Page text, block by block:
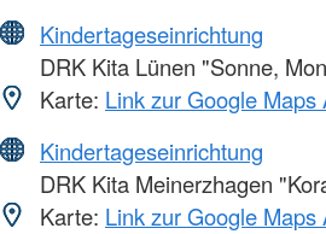
Kindertageseinrichtung
DRK Kita Lünen "Sonne,
Karte: Link zur Google Maps
Kindertageseinrichtung
DRK Kita Meinerzhagen
Karte: Link zur Google Maps